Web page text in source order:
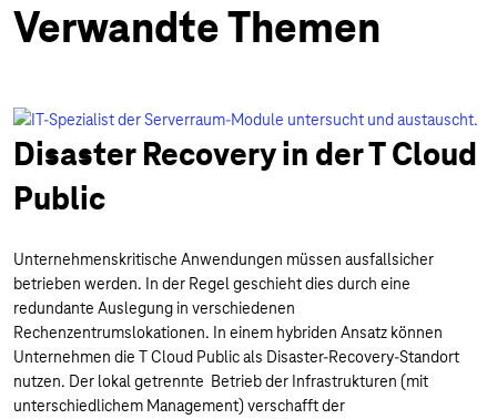
Verwandte Themen
Disaster Recovery in der T Cloud
Public
Unternehmenskritische Anwendungen müssen ausfallsicher
betrieben werden. In der Regel geschieht dies durch eine
redundante Auslegung in verschiedenen
Rechenzentrumslokationen. In einem hybriden Ansatz können
Unternehmen die T Cloud Public als Disaster-Recovery-Standort
nutzen. Der lokal getrennte Betrieb der Infrastrukturen (mit
unterschiedlichem Management) verschafft der